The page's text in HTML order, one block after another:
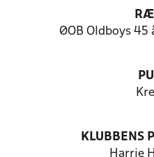
ØOB Oldboys 45
KLUBBENS
Harrie